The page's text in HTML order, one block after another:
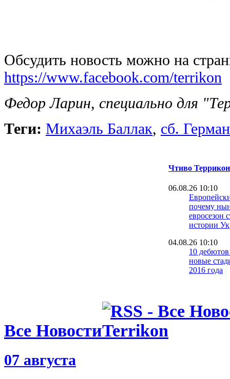
Обсудить новость можно на
https://www.facebook.com/terrikon
Федор Ларин, специально для
Теги: Михаэль Баллак, сб.
Чтиво
06.08.26 10:10
почему
евросезон
истории
04.08.26 10:10
10 дебютов
новые
2016 года
сезона
Все Новости
07 августа